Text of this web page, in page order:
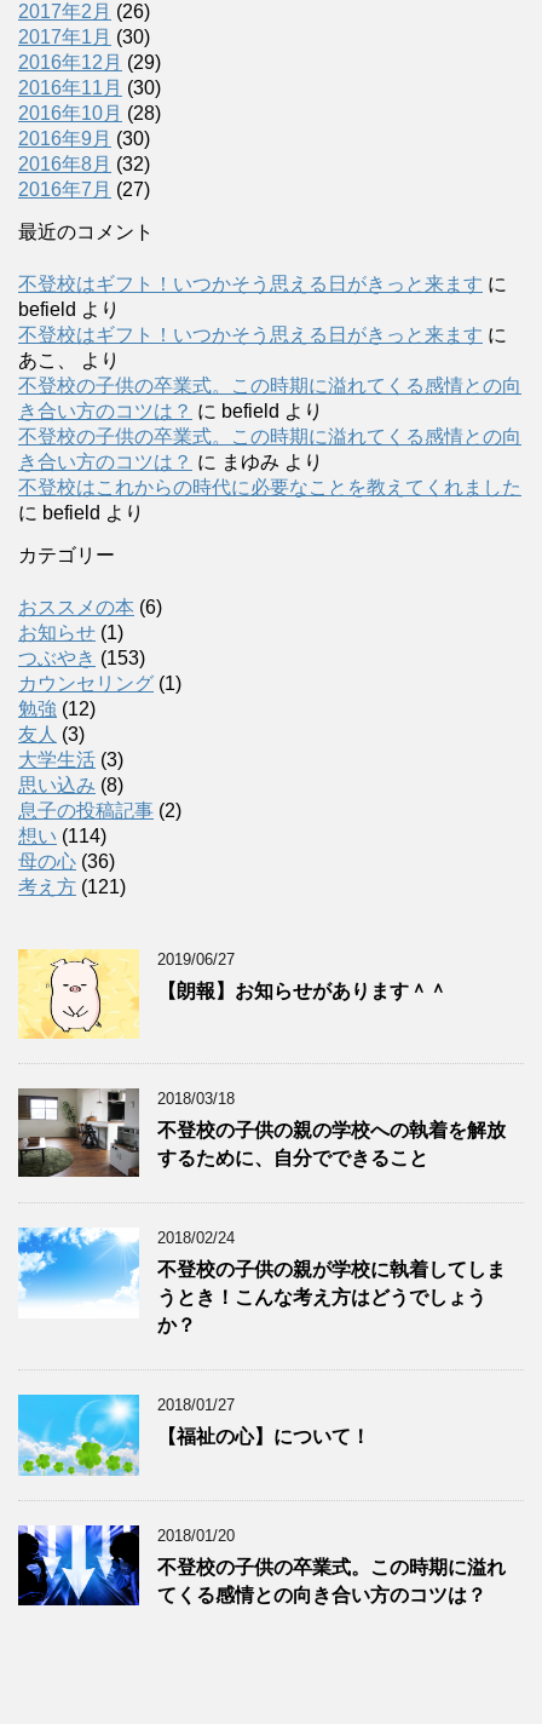
2017年2月 (26)
2017年1月 (30)
2016年12月 (29)
2016年11月 (30)
2016年10月 (28)
2016年9月 (30)
2016年8月 (32)
2016年7月 (27)
最近のコメント
不登校はギフト！いつかそう思える日がきっと来ます に
befield より
不登校はギフト！いつかそう思える日がきっと来ます に
あこ、
より
不登校の子供の卒業式。この時期に溢れてくる感情との向
き合い方のコツは？ に befield より
不登校の子供の卒業式。この時期に溢れてくる感情との向
き合い方のコツは？ に まゆみ より
不登校はこれからの時代に必要なことを教えてくれました
に befield より
カテゴリー
おススメの本 (6)
お知らせ (1)
つぶやき (153)
カウンセリング (1)
勉強 (12)
友人 (3)
大学生活 (3)
思い込み (8)
息子の投稿記事 (2)
想い (114)
母の心 (36)
考え方 (121)
2019/06/27
【朗報】お知らせがあります＾＾
2018/03/18
不登校の子供の親の学校への執着を解放
するために、自分でできること
2018/02/24
不登校の子供の親が学校に執着してしま
うとき！こんな考え方はどうでしょう
か？
2018/01/27
【福祉の心】について！
2018/01/20
不登校の子供の卒業式。この時期に溢れ
てくる感情との向き合い方のコツは？